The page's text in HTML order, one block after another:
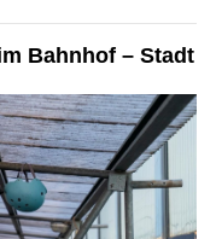
Bahnhof – Stadt